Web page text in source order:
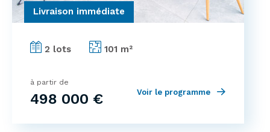
Livraison immédiate
2 lots 101 m²
à partir de
498 000 € Voir le programme